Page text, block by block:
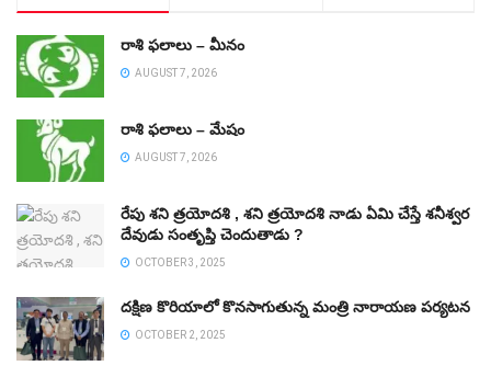
రాశి ఫలాలు – మీనం
AUGUST 7, 2026
రాశి ఫలాలు – మేషం
AUGUST 7, 2026
రేపు శని త్రయోదశి , శని త్రయోదశి నాడు ఏమి చేస్తే శనీశ్వర
దేవుడు సంతృప్తి చెందుతాడు ?
OCTOBER 3, 2025
దక్షిణ కొరియాలో కొనసాగుతున్న మంత్రి నారాయణ పర్యటన
OCTOBER 2, 2025